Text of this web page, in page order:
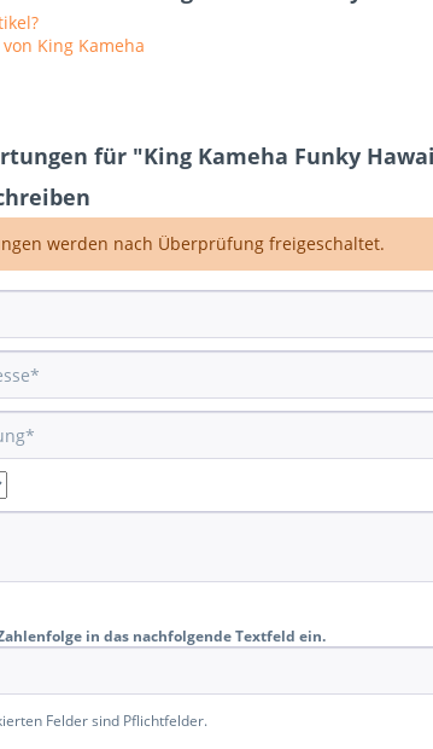
King Kameha
für "King Kameha Funky
werden nach Überprüfung freigeschaltet.
in das nachfolgende Textfeld ein.
Felder sind Pflichtfelder.